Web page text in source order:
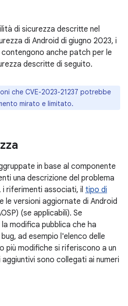
di sicurezza descritte nel
di Android di giugno 2023, i
anche patch per le
descritte di seguito.
che CVE-2023-21237 potrebbe
mirato e limitato.
in base al componente
una descrizione del problema
i riferimenti associati, il tipo di
le versioni aggiornate di Android
(se applicabili). Se
modifica pubblica che ha
ad esempio l'elenco delle
più modifiche si riferiscono a un
sono collegati ai numeri